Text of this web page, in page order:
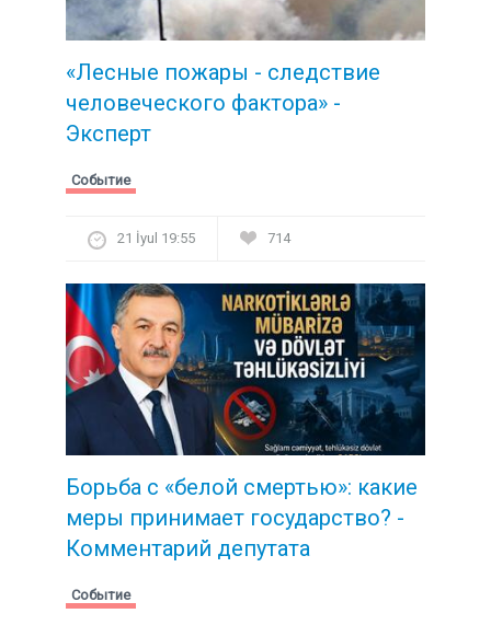
«Лесные пожары - следствие
человеческого фактора» -
Эксперт
Событие
21 İyul 19:55 714
Борьба с «белой смертью»: какие
меры принимает государство? -
Комментарий депутата
Событие